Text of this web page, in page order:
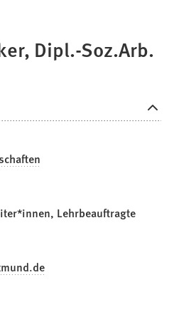
Dipl.-Soz.Arb.
Lehrbeauftragte
de